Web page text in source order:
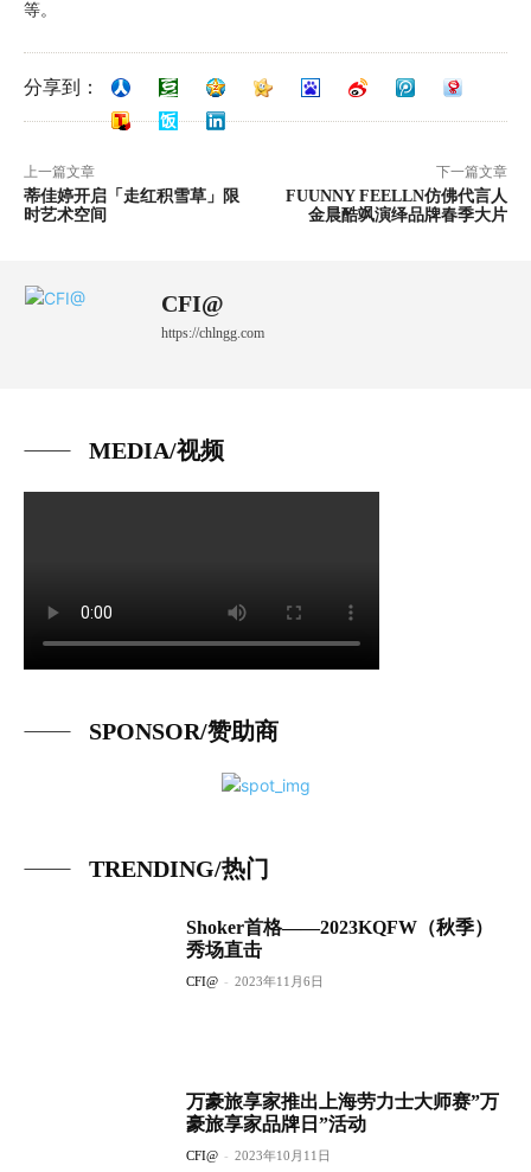
等。
分享到：
上一篇文章
蒂佳婷开启「走红积雪草」限
时艺术空间
下一篇文章
FUUNNY FEELLN仿佛代言人
金晨酷飒演绎品牌春季大片
CFI@
https://chlngg.com
MEDIA/视频
SPONSOR/赞助商
TRENDING/热门
Shoker首格——2023KQFW（秋季）
秀场直击
CFI@ - 2023年11月6日
万豪旅享家推出上海劳力士大师赛”万
豪旅享家品牌日”活动
CFI@ - 2023年10月11日